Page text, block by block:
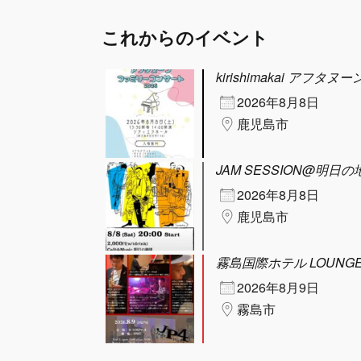
これからのイベント
kirishimakai アフタヌー
2026年8月8日
鹿児島市
JAM SESSION@明日の
2026年8月8日
鹿児島市
霧島国際ホテル
2026年8月9日
霧島市